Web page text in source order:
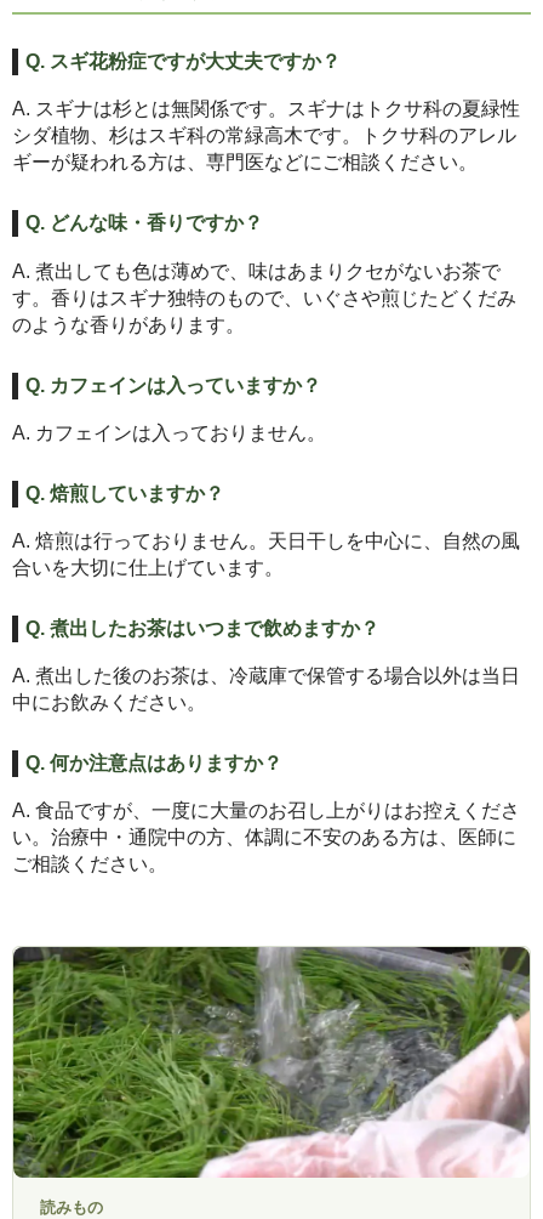
Q. スギ花粉症ですが大丈夫ですか？
A. スギナは杉とは無関係です。スギナはトクサ科の夏緑性
シダ植物、杉はスギ科の常緑高木です。トクサ科のアレル
ギーが疑われる方は、専門医などにご相談ください。
Q. どんな味・香りですか？
A. 煮出しても色は薄めで、味はあまりクセがないお茶で
す。香りはスギナ独特のもので、いぐさや煎じたどくだみ
のような香りがあります。
Q. カフェインは入っていますか？
A. カフェインは入っておりません。
Q. 焙煎していますか？
A. 焙煎は行っておりません。天日干しを中心に、自然の風
合いを大切に仕上げています。
Q. 煮出したお茶はいつまで飲めますか？
A. 煮出した後のお茶は、冷蔵庫で保管する場合以外は当日
中にお飲みください。
Q. 何か注意点はありますか？
A. 食品ですが、一度に大量のお召し上がりはお控えくださ
い。治療中・通院中の方、体調に不安のある方は、医師に
ご相談ください。
読みもの